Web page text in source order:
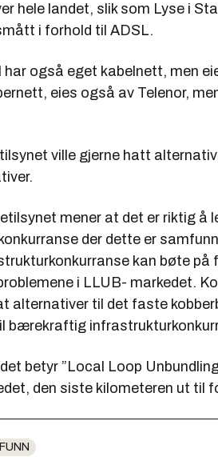
hele landet, slik som Lyse i
i forhold til ADSL.
også eget kabelnett, men
eies også av Telenor,
ville gjerne hatt
mener at det er riktig å
der dette er
kan bøte på
i LLUB- markedet.
alternativer til det faste
bærekraftig
betyr ”Local Loop
den siste kilometeren ut til